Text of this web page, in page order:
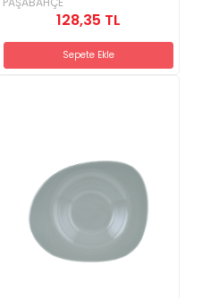
128,35 TL
Sepete Ekle